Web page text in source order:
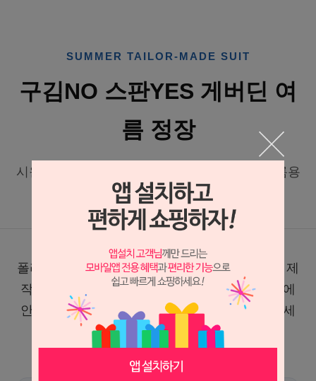
SUMMER TAILOR-MADE SUIT
구김NO 스판YES 게버딘 여
름 정장
시원한 컬러감과 깔끔한 실루엣이 돋보이는 여름용
맞춤 정장
폴리 70%, 레이온 30% 혼방의 게버딘 원단으로 제
작한 여름용 정장입니다. 가볍고 산뜻한 착용감에
안정적인 형태감을 더해, 여름철에도 단정하고 세
련된 스타일을 완성할 수 있습니다.